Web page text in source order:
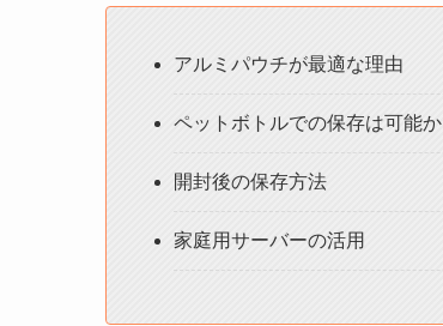
アルミパウチが最適な理由
ペットボトルでの保存は可能か
開封後の保存方法
家庭用サーバーの活用